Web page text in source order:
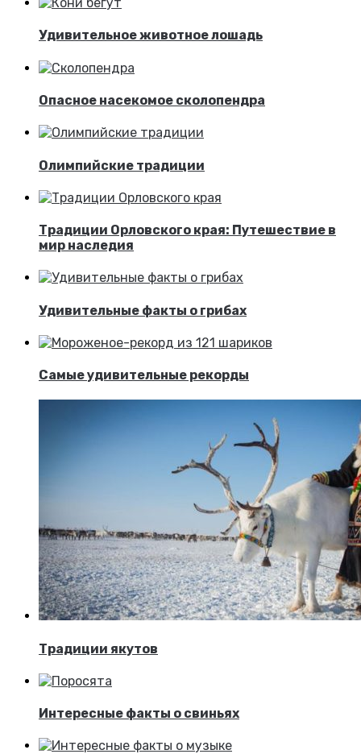
Удивительное животное лошадь
Опасное насекомое сколопендра
Олимпийские традиции
Традиции Орловского края: Путешествие в
мир наследия
Удивительные факты о грибах
Самые удивительные рекорды
Традиции якутов
Интересные факты о свиньях